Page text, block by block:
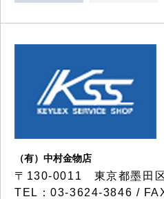
（有）中村金物店
〒130-0011 東京都墨田
TEL：03-3624-3846 /